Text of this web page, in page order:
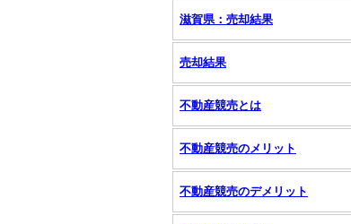
滋賀県：売却結果
売却結果
不動産競売とは
不動産競売のメリット
不動産競売のデメリット